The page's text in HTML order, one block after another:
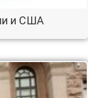
и США